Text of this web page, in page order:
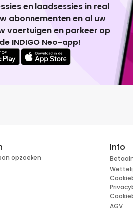
en laadsessies in real
abonnementen en al uw
voertuigen en parkeer op
INDIGO Neo-app!
opzoeken
Info
AGV